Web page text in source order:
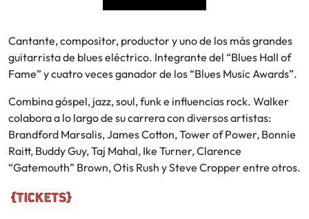
Cantante, compositor, productor y uno de los más grandes
guitarrista de blues eléctrico. Integrante del “Blues Hall of
Fame” y cuatro veces ganador de los “Blues Music Awards”.
Combina góspel, jazz, soul, funk e influencias rock. Walker
colabora a lo largo de su carrera con diversos artistas:
Brandford Marsalis, James Cotton, Tower of Power, Bonnie
Raitt, Buddy Guy, Taj Mahal, Ike Turner, Clarence
“Gatemouth” Brown, Otis Rush y Steve Cropper entre otros.